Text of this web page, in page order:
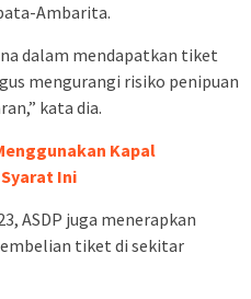
Ambarita.
dalam mendapatkan tiket
mengurangi risiko penipuan
kata dia.
Kapal
Ini
ASDP juga menerapkan
tiket di sekitar